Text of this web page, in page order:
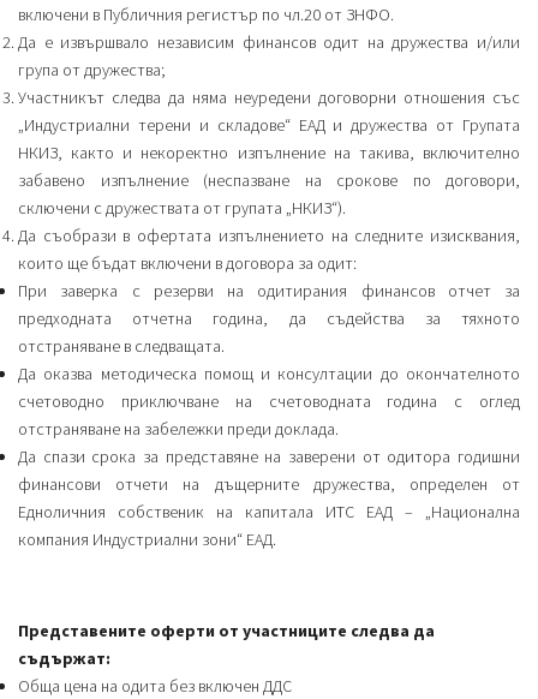
включени в Публичния регистър по чл.20 от ЗНФО.
Да е извършвало независим финансов одит на дружества и/или
група от дружества;
Участникът следва да няма неуредени договорни отношения със
„Индустриални терени и складове“ ЕАД и дружества от Групата
НКИЗ, както и некоректно изпълнение на такива, включително
забавено изпълнение (неспазване на срокове по договори,
сключени с дружествата от групата „НКИЗ“).
Да съобрази в офертата изпълнението на следните изисквания,
които ще бъдат включени в договора за одит:
При заверка с резерви на одитирания финансов отчет за
предходната отчетна година, да съдейства за тяхното
отстраняване в следващата.
Да оказва методическа помощ и консултации до окончателното
счетоводно приключване на счетоводната година с оглед
отстраняване на забележки преди доклада.
Да спази срока за представяне на заверени от одитора годишни
финансови отчети на дъщерните дружества, определен от
Едноличния собственик на капитала ИТС ЕАД – „Национална
компания Индустриални зони“ ЕАД.
Представените оферти от участниците следва да
съдържат:
Обща цена на одита без включен ДДС